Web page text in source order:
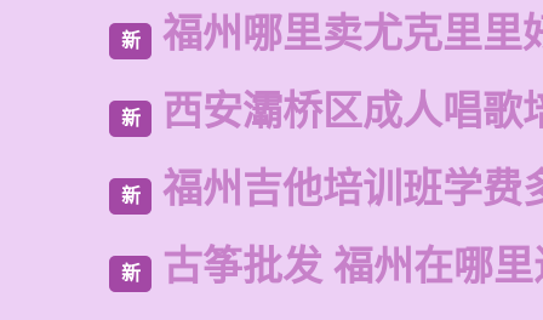
新 福州哪里卖尤克里里
新 西安灞桥区成人唱歌
新 福州吉他培训班学费
新 古筝批发 福州在哪